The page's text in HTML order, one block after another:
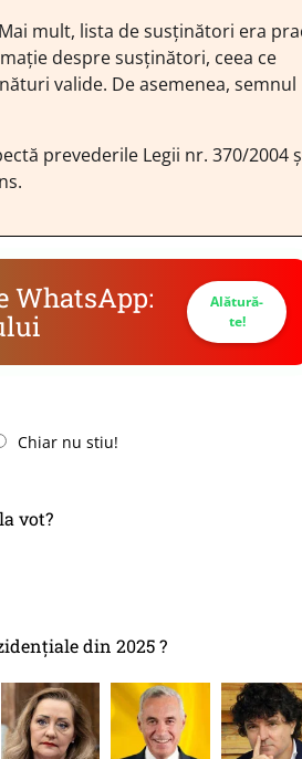
mult, lista de susținători era
despre susținători, ceea ce
valide. De asemenea, semnul
prevederile Legii nr. 370/2004
WhatsApp:
Alătură-
te!
Chiar nu stiu!
vot?
din 2025 ?